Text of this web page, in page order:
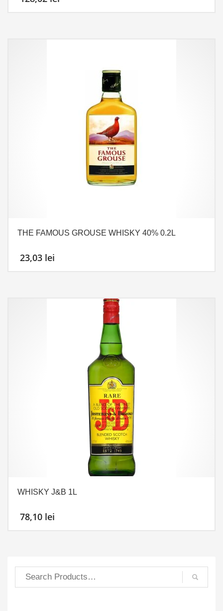
THE FAMOUS GROUSE WHISKY 40% 0.2L
23,03 lei
WHISKY J&B 1L
78,10 lei